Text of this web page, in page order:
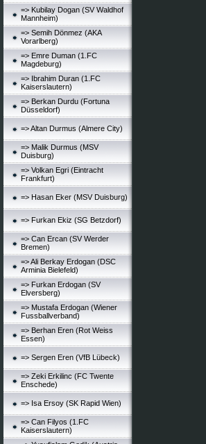
=> Kubilay Dogan (SV Waldhof
Mannheim)
=> Semih Dönmez (AKA
Vorarlberg)
=> Emre Duman (1.FC
Magdeburg)
=> Ibrahim Duran (1.FC
Kaiserslautern)
=> Berkan Durdu (Fortuna
Düsseldorf)
=> Altan Durmus (Almere City)
=> Malik Durmus (MSV
Duisburg)
=> Volkan Egri (Eintracht
Frankfurt)
=> Hasan Eker (MSV Duisburg)
=> Furkan Ekiz (SG Betzdorf)
=> Can Ercan (SV Werder
Bremen)
=> Ali Berkay Erdogan (DSC
Arminia Bielefeld)
=> Furkan Erdogan (SV
Elversberg)
=> Mustafa Erdogan (Wiener
Fussballverband)
=> Berhan Eren (Rot Weiss
Essen)
=> Sergen Eren (VfB Lübeck)
=> Zeki Erkilinc (FC Twente
Enschede)
=> Isa Ersoy (SK Rapid Wien)
=> Can Filyos (1.FC
Kaiserslautern)